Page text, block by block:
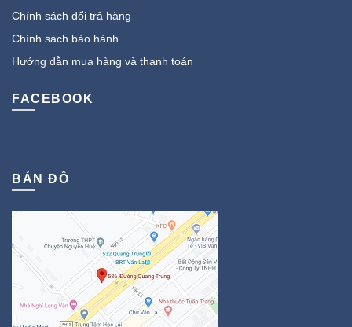
Chính sách đổi trả hàng
Chính sách bảo hành
Hướng dẫn mua hàng và thanh toán
FACEBOOK
BẢN ĐỒ